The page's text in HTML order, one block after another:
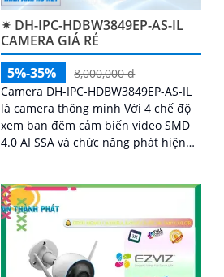
✴ DH-IPC-HDBW3849EP-AS-IL
CAMERA GIÁ RẺ
5%-35%
8,000,000 ₫
Camera DH-IPC-HDBW3849EP-AS-IL
là camera thông minh Với 4 chế độ
xem ban đêm cảm biến video SMD
4.0 AI SSA và chức năng phát hiện
hay doanh nghiệp của bạn